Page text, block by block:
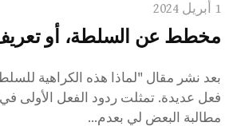
1 أبريل 2024
مخطط عن السلطة، أو تعريف
بعد نشر مقال "لماذا هذه الكراهية
فعل عديدة. تمثلت ردود الفعل الأولى
مطالبة البعض لي بعدم...